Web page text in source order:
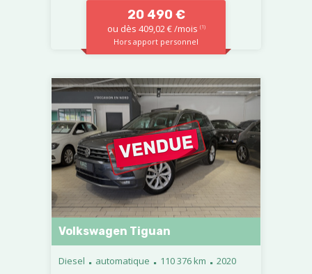
20 490 €
ou dès 409,02 € /mois (1)
Hors apport personnel
Volkswagen Tiguan
Diesel . automatique . 110 376 km . 2020